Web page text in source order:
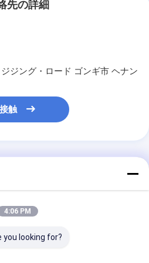
先の詳細
ジング・ロード ゴンギ市 ヘナン
接触
鉄のないセラミッククォ
4:06 PM
you looking for?